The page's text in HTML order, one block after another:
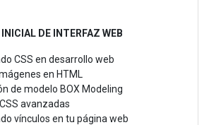
DE INTERFAZ WEB
CSS en desarrollo web
en HTML
de modelo BOX Modeling
avanzadas
vínculos en tu página web